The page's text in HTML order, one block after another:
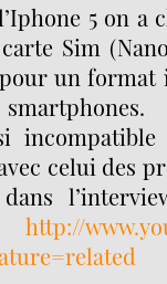
5 on a
Sim
un format
celui des
http://